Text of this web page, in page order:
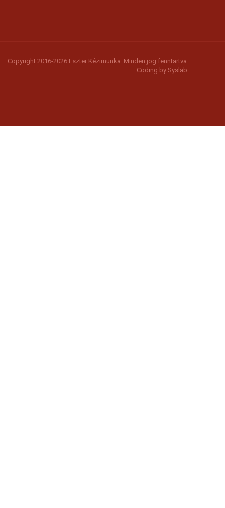
Copyright 2016-2026 Eszter Kézimunka. Minden jog fenntartva
Coding by Syslab